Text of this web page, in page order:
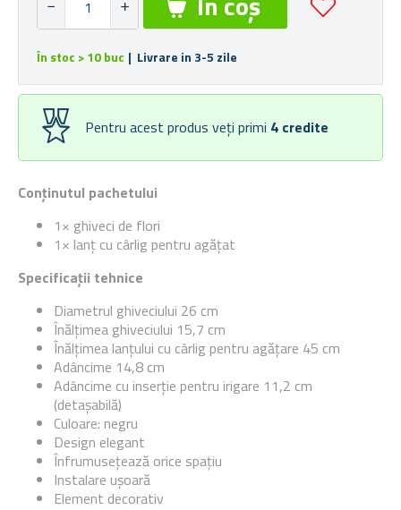
Conținutul pachetului
1× ghiveci de flori
1× lanț cu cârlig pentru agățat
Specificații tehnice
Diametrul ghiveciului 26 cm
Înălțimea ghiveciului 15,7 cm
Înălțimea lanțului cu cârlig pentru agățare 45 cm
Adâncime 14,8 cm
Adâncime cu inserție pentru irigare 11,2 cm
(detașabilă)
Culoare: negru
Design elegant
Înfrumusețează orice spațiu
Instalare ușoară
Element decorativ
În stoc > 10 buc | Livrare in 3-5 zile
Pentru acest produs veți primi 4 credite